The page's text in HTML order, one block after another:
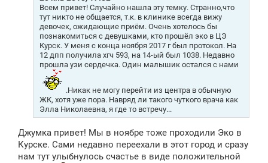
Всем привет! Случайно нашла эту темку. Странно,что
тут никто не общается, т.к. в клинике всегда вижу
девочек, ожидающие приём. Очень хотелось бы
познакомиться с девушками, кто прошёл эко в ЦЭ
Курск. У меня с конца ноября 2017 г был протокол. На
12 дпп получила хгч 593, на 14-ый был 1038. Недавно
прошла узи сердечка. Один малышик остался с нами
.Никак не могу перейти из центра в обычную
ЖК, хотя уже пора. Навряд ли такого чуткого врача как
Элла Николаевна, я где то встречу...
Джумка привет! Мы в ноябре тоже проходили Эко в
Курске. Сами недавно переехали в этот город и сразу
нам тут улыбнулось счастье в виде положительной